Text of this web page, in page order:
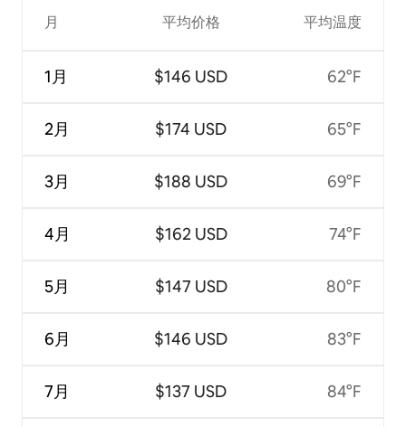
月
1月
2月
3月
4月
5月
6月
7月
平均价格
$146 USD
$174 USD
$188 USD
$162 USD
$147 USD
$146 USD
$137 USD
平均温度
62°F
65°F
69°F
74°F
80°F
83°F
84°F